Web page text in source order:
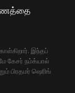
இந்தப்
கேசர் நம்க்யால்
பிரதமர் ஷெரிங்